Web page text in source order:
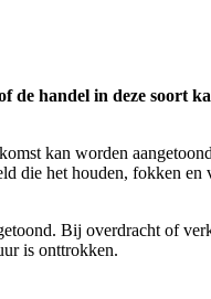
de handel in deze soort
kan worden
die het houden, fokken
Bij overdracht of
is onttrokken.